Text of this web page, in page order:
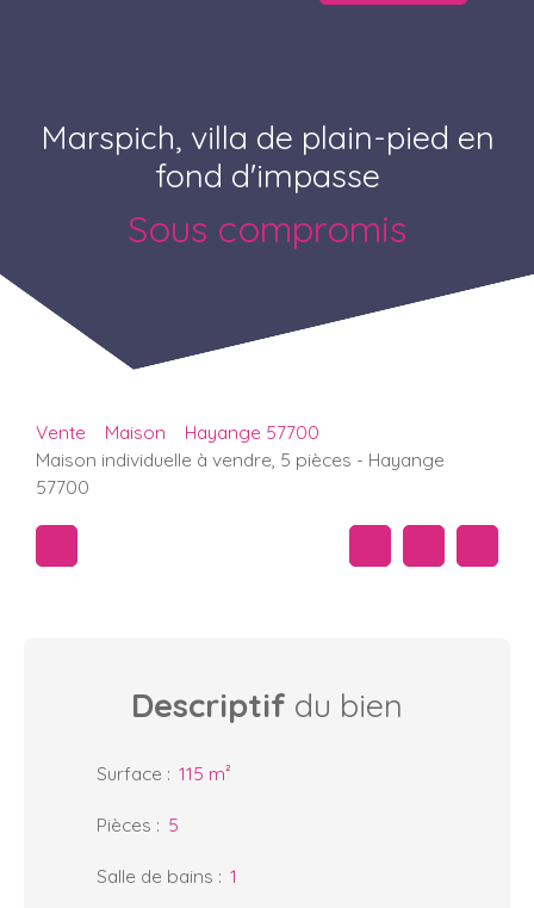
Marspich, villa de plain-pied en
fond d'impasse
Sous compromis
Vente Maison
Hayange 57700
Maison individuelle à vendre, 5 pièces - Hayange
57700
Descriptif du bien
Surface : 115 m²
Pièces : 5
Salle de bains : 1